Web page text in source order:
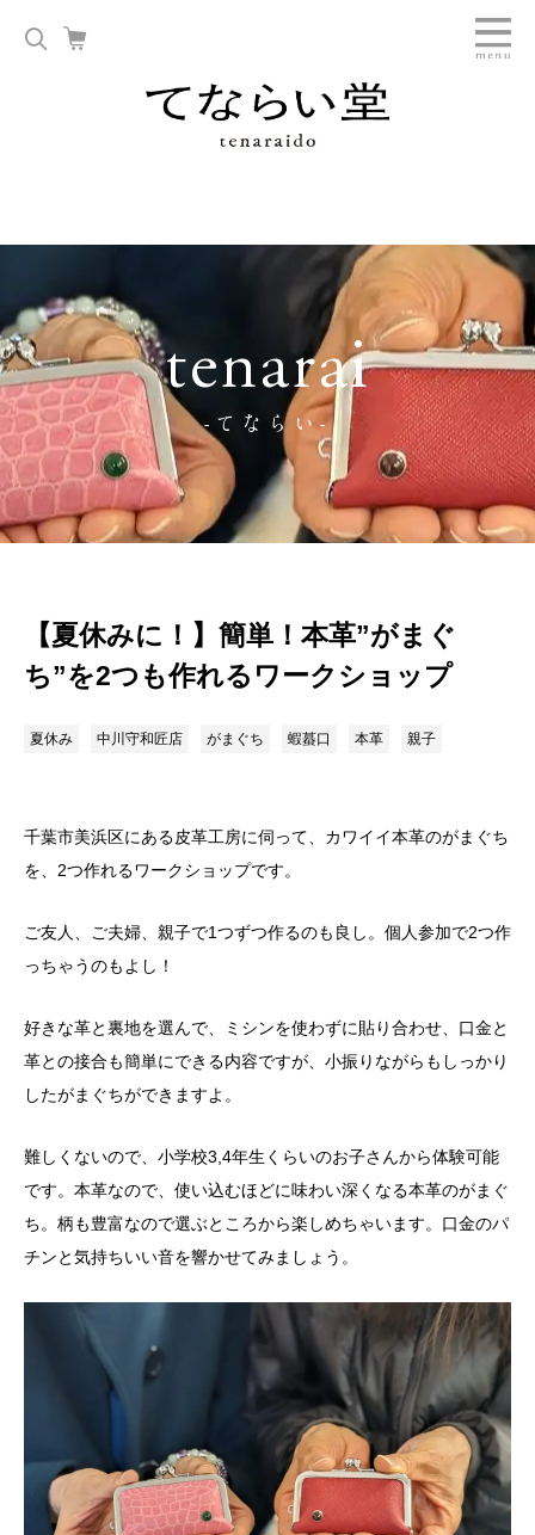
tenarai
-てならい-
【夏休みに！】簡単！本革”がまぐ
ち”を2つも作れるワークショップ
夏休み 中川守和匠店 がまぐち 蝦蟇口 本革 親子
千葉市美浜区にある皮革工房に伺って、カワイイ本革のがまぐち
を、2つ作れるワークショップです。
ご友人、ご夫婦、親子で1つずつ作るのも良し。個人参加で2つ作
っちゃうのもよし！
好きな革と裏地を選んで、ミシンを使わずに貼り合わせ、口金と
革との接合も簡単にできる内容ですが、小振りながらもしっかり
したがまぐちができますよ。
難しくないので、小学校3,4年生くらいのお子さんから体験可能
です。本革なので、使い込むほどに味わい深くなる本革のがまぐ
ち。柄も豊富なので選ぶところから楽しめちゃいます。口金のパ
チンと気持ちいい音を響かせてみましょう。